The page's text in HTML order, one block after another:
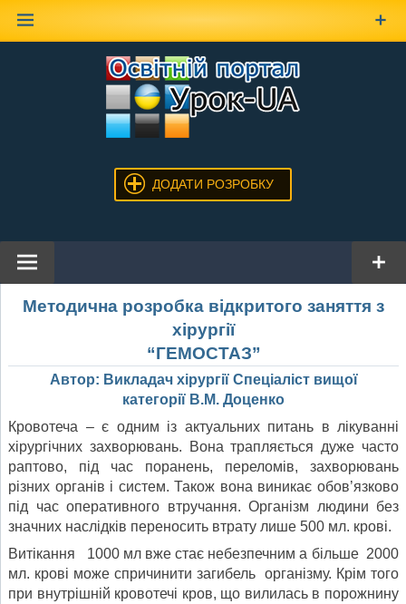
ДОДАТИ РОЗРОБКУ
Методична розробка відкритого заняття з
хірургії
“ГЕМОСТАЗ”
Автор: Викладач хірургії Спеціаліст вищої
категорії В.М. Доценко
Кровотеча – є одним із актуальних питань в лікуванні
хірургічних захворювань. Вона трапляється дуже часто
раптово, під час поранень, переломів, захворювань
різних органів і систем. Також вона виникає обов’язково
під час оперативного втручання. Організм людини без
значних наслідків переносить втрату лише 500 мл. крові.
Витікання 1000 мл вже стає небезпечним а більше 2000
мл. крові може спричинити загибель організму. Крім того
при внутрішній кровотечі кров, що вилилась в порожнину